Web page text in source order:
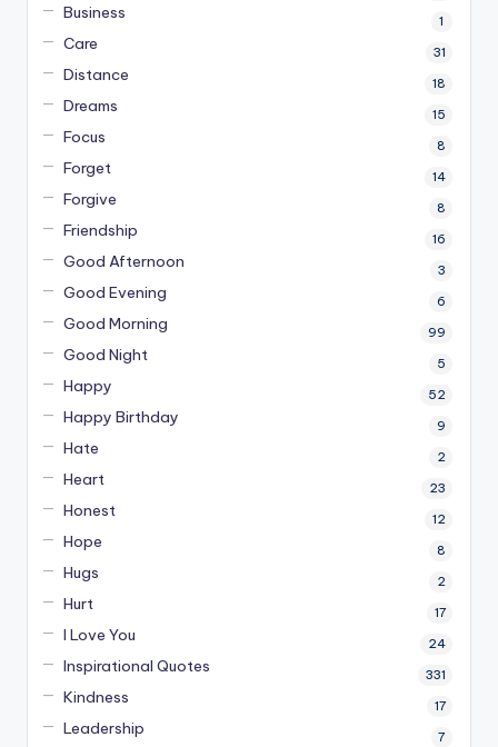
Business 1
Care 31
Distance 18
Dreams 15
Focus 8
Forget 14
Forgive 8
Friendship 16
Good Afternoon 3
Good Evening 6
Good Morning 99
Good Night 5
Happy 52
Happy Birthday 9
Hate 2
Heart 23
Honest 12
Hope 8
Hugs 2
Hurt 17
I Love You 24
Inspirational Quotes 331
Kindness 17
Leadership 7